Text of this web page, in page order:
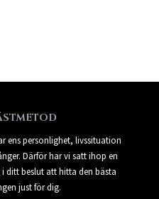
ens personlighet, livssituation
Därför har vi satt ihop en
ditt beslut att hitta den bästa
just för dig.